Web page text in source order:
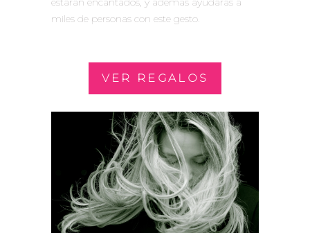
miles de personas con este gesto.
VER REGALOS